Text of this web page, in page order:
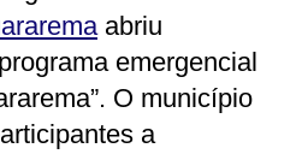
abriu
emergencial
O município
a